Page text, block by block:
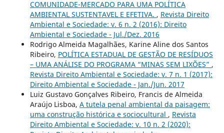
COMUNIDADE-MERCADO PARA UMA POLÍTICA
AMBIENTAL SUSTENTAVEL E EFETIVA. , Revista Direito
Ambiental e Sociedade: v. 6 n. 2 (2016): Direito
Ambiental e Sociedade - Jul./Dez. 2016
Rodrigo Almeida Magalhães, Karine Aline dos Santos
Ribeiro, POLÍTICA ESTADUAL DE GESTÃO DE RESÍDUOS
– UMA ANÁLISE DO PROGRAMA “MINAS SEM LIXÕES” ,
Revista Direito Ambiental e Sociedade: v. 7 n. 1 (2017):
Direito Ambiental e Sociedade - Jan./Jun. 2017
Luiz Gustavo Gonçalves Ribeiro, Francis de Almeida
Araújo Lisboa, A tutela penal ambiental da paisagem:
uma construção histórica e sociocultural , Revista
Direito Ambiental e Sociedade: v. 10 n. 2 (2020):